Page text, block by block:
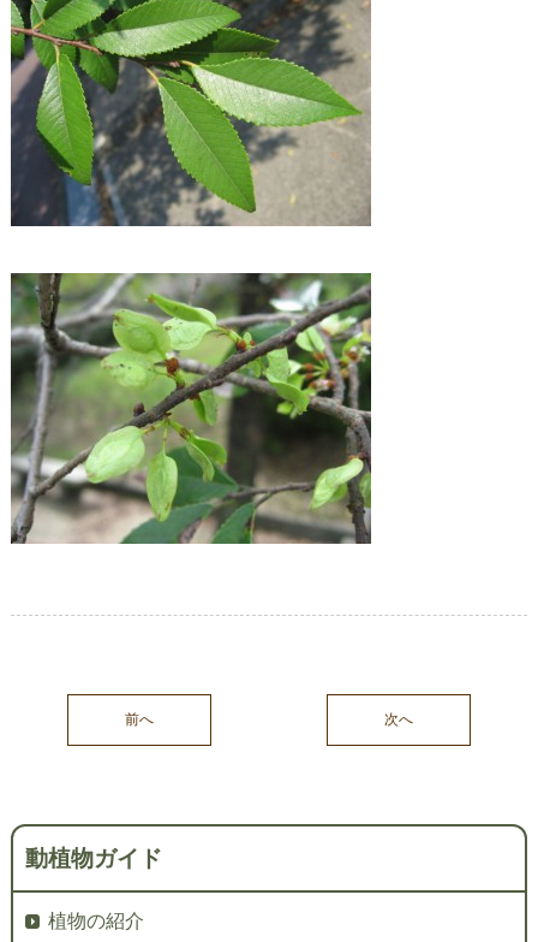
前へ 次へ
動植物ガイド
植物の紹介